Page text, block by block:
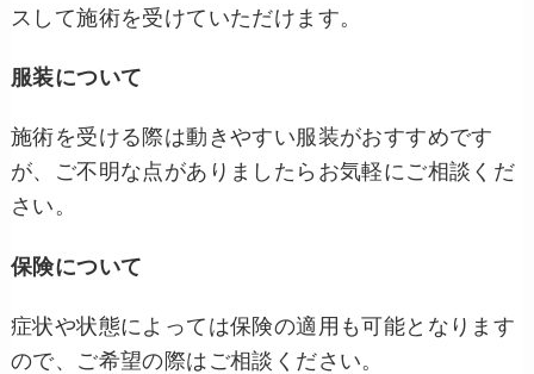
スして施術を受けていただけます。
服装について
施術を受ける際は動きやすい服装がおすすめです
が、ご不明な点がありましたらお気軽にご相談くだ
さい。
保険について
症状や状態によっては保険の適用も可能となります
ので、ご希望の際はご相談ください。